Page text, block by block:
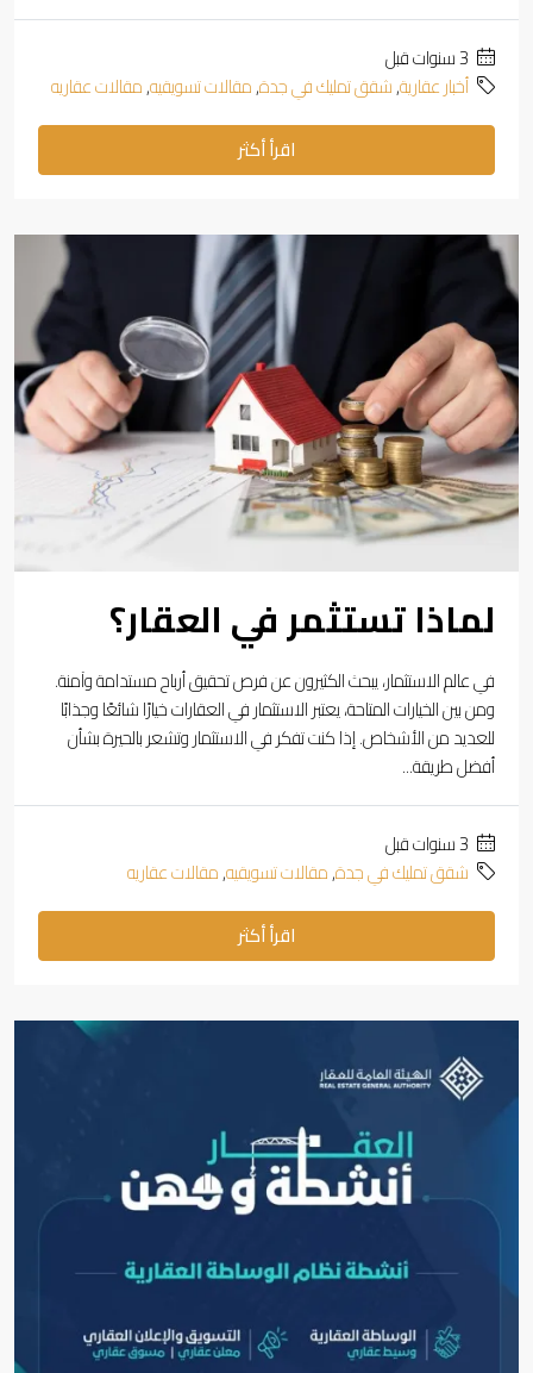
أخبار عقارية,شقق تمليك في جدة,مقالات تسويقيه,مقالات عقاريه
اقرأ أكثر
لماذا تستثمر في العقار؟
في عالم الاستثمار، يبحث الكثيرون عن فرص تحقيق أرباح مستدامة وآمنة.
ومن بين الخيارات المتاحة، يعتبر الاستثمار في العقارات خيارًا شائعًا وجذابًا
للعديد من الأشخاص. إذا كنت تفكر في الاستثمار وتشعر بالحيرة بشأن
أفضل طريقة...
شقق تمليك في جدة,مقالات تسويقيه,مقالات عقاريه
اقرأ أكثر